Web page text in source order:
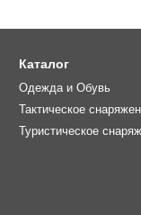
Каталог
Одежда и Обувь
Тактическое
Туристическое